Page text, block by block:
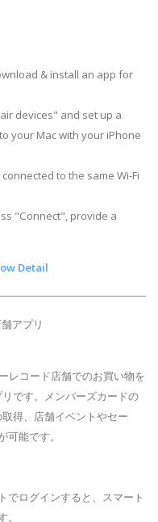
& install an app for
devices" and set up a
your Mac with your iPhone
to the same Wi-Fi
"Connect", provide a
Detail
コ店舗アプリ
レコード店舗でのお買い物を
です。メンバーズカードの
得、店舗イベントやセー
能です。
でログインすると、スマート